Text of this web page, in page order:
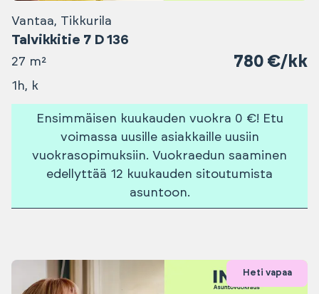
Vantaa, Tikkurila
Talvikkitie 7 D 136
27 m² 780 €/kk
1h, k
Ensimmäisen kuukauden vuokra 0 €! Etu
voimassa uusille asiakkaille uusiin
vuokrasopimuksiin. Vuokraedun saaminen
edellyttää 12 kuukauden sitoutumista
asuntoon.
Heti vapaa